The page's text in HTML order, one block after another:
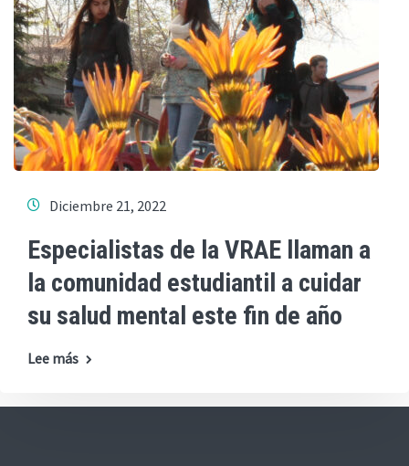
Diciembre 21, 2022
Especialistas de la VRAE llaman a
la comunidad estudiantil a cuidar
su salud mental este fin de año
Lee más